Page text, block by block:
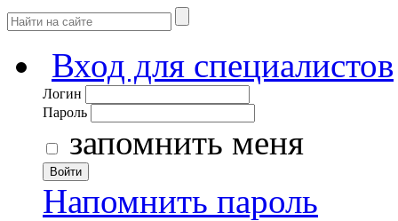
Вход для специалистов
Логин
Пароль
запомнить меня
Войти
Напомнить пароль